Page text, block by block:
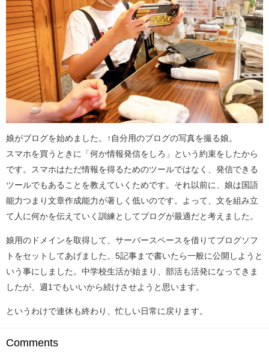
娘がブログを始めました。↑自分用のブログの写真を撮る娘。
スマホを買うときに「何か情報発信をしろ」という約束をしたから
です。スマホはただ情報を得るためのツールではなく、発信できる
ツールでもあることを教えていくためです。それ以前に、娘は国語
能力つまり文章作成能力が著しく低いのです。よって、文を組み立
て人に何かを伝えていく訓練としてブログが最適だと考えました。
娘用のドメインを取得して、サーバースペースを借りてブログソフ
トをセットしてあげました。5記事まで書いたら一般に公開しようと
いう事にしました。中学校生活が始まり、部活も活発になってきま
したが、週1でもいいから続けさせようと思います。
というわけで連休も終わり、忙しい日常に戻ります。
Comments